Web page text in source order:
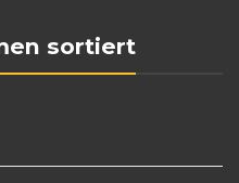
sortiert